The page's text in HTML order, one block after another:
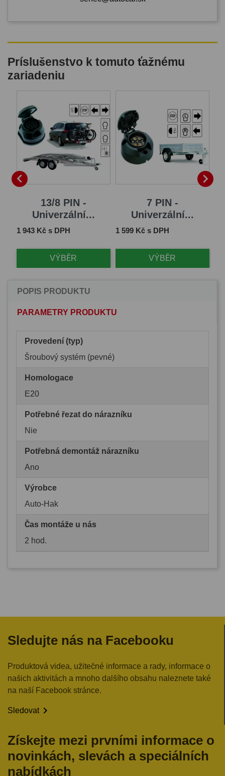
Príslušenstvo k tomuto ťažnému
zariadeniu

13/8 PIN -
Univerzální...
Cena
1 943 Kč s DPH
VÝBĚR
7 PIN -
Univerzální...
Cena
1 599 Kč s DPH
VÝBĚR

POPIS PRODUKTU
PARAMETRY PRODUKTU
Provedení (typ)
Šroubový systém (pevné)
Homologace
E20
Potřebné řezat do nárazníku
Nie
Potřebná demontáž nárazníku
Ano
Výrobce
Auto-Hak
Čas montáže u nás
2 hod.
Sledujte nás na Facebooku
Produktová videa, užitečné informace a rady, informace o
našich aktivitách a mnoho dalšího obsahu naleznete také
na naší Facebook stránce.
Sledovat
Získejte mezi prvními informace o
novinkách, slevách a speciálních
nabídkách